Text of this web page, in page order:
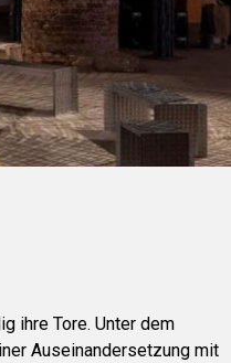
ihre Tore. Unter dem
Auseinandersetzung mit